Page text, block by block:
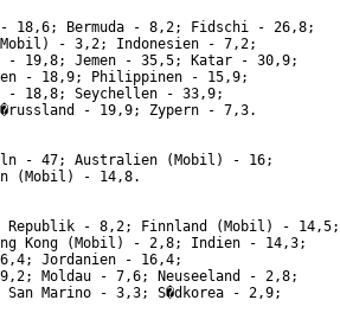
18,6; Bermuda - 8,2; Fidschi - 26,8;
- 3,2; Indonesien - 7,2;
19,8; Jemen - 35,5; Katar - 30,9;
- 18,9; Philippinen - 15,9;
- 18,8; Seychellen - 33,9;
- 19,9; Zypern - 7,3.
- 47; Australien (Mobil) - 16;
(Mobil) - 14,8.
Republik - 8,2; Finnland (Mobil) - 14,5;
Kong (Mobil) - 2,8; Indien - 14,3;
Jordanien - 16,4;
Moldau - 7,6; Neuseeland - 2,8;
Marino - 3,3; S�dkorea - 2,9;